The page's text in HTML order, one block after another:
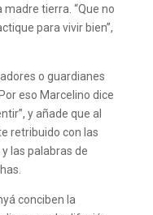
madre tierra. “Que no
para vivir bien”,
o guardianes
eso Marcelino dice
y añade que al
retribuido con las
las palabras de
conciben la